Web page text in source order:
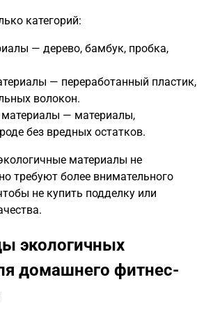
категорий:
— дерево, бамбук, пробка,
— переработанный пластик,
волокон.
— материалы,
без вредных остатков.
материалы не
требуют более внимательного
не купить подделку или
экологичных
домашнего фитнес-